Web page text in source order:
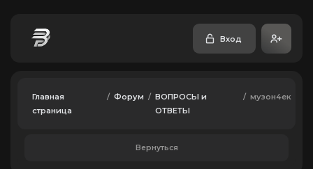
Вход
Главная
страница
/ Форум / ВОПРОСЫ и
ОТВЕТЫ
/ музон4ек
Вернуться